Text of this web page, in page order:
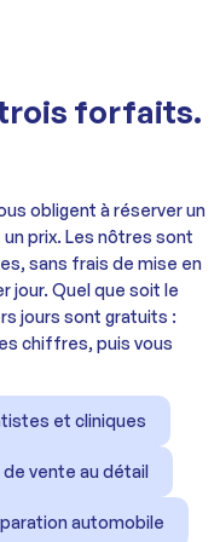
trois forfaits.
obligent à réserver un
prix. Les nôtres sont
sans frais de mise en
jour. Quel que soit le
jours sont gratuits :
chiffres, puis vous
et cliniques
vente au détail
automobile